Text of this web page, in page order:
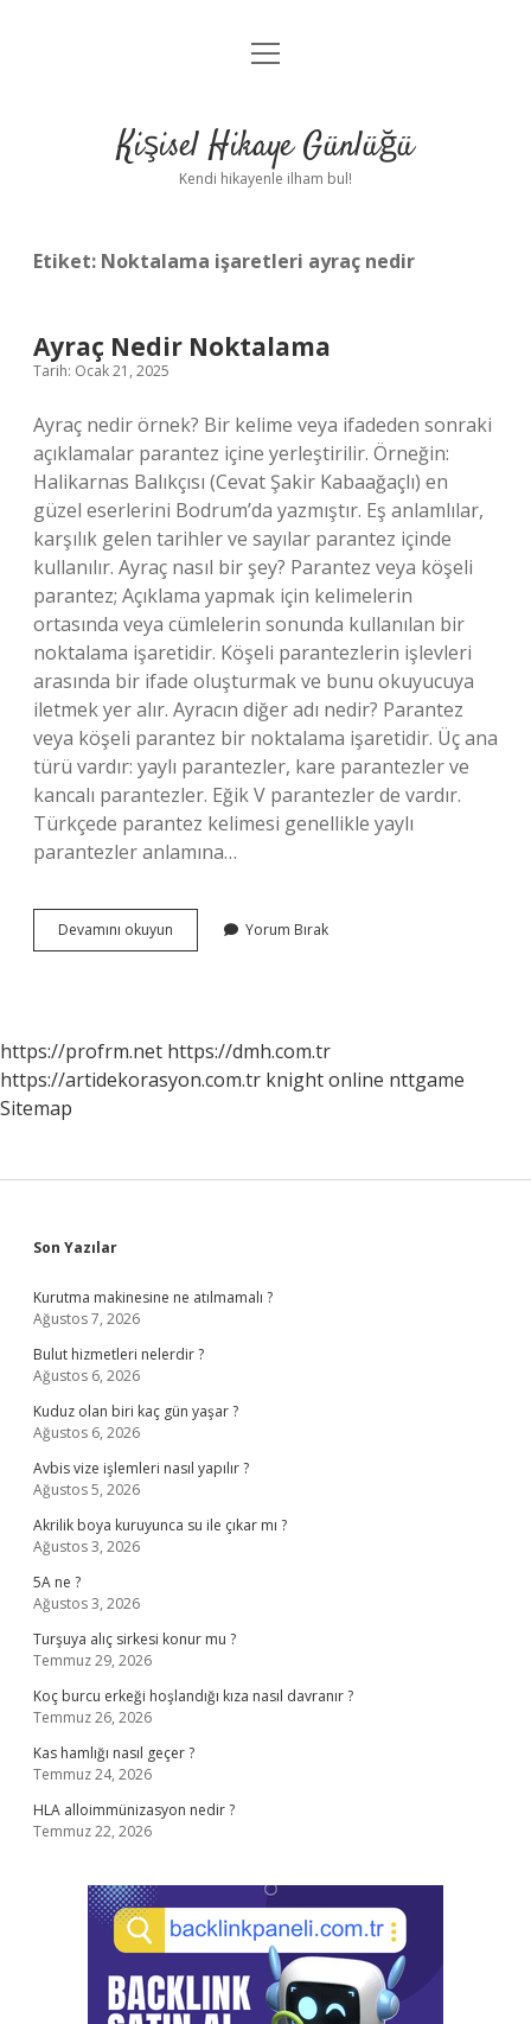
Anasayfa
Yasal Uyarı
menüyü
Kişisel Hikaye Günlüğü
Kendi hikayenle ilham bul!
Etiket: Noktalama işaretleri ayraç nedir
Ayraç Nedir Noktalama
Tarih: Ocak 21, 2025
Ayraç nedir örnek? Bir kelime veya ifadeden sonraki
açıklamalar parantez içine yerleştirilir. Örneğin:
Halikarnas Balıkçısı (Cevat Şakir Kabaağaçlı) en
güzel eserlerini Bodrum’da yazmıştır. Eş anlamlılar,
karşılık gelen tarihler ve sayılar parantez içinde
kullanılır. Ayraç nasıl bir şey? Parantez veya köşeli
parantez; Açıklama yapmak için kelimelerin
ortasında veya cümlelerin sonunda kullanılan bir
noktalama işaretidir. Köşeli parantezlerin işlevleri
arasında bir ifade oluşturmak ve bunu okuyucuya
iletmek yer alır. Ayracın diğer adı nedir? Parantez
veya köşeli parantez bir noktalama işaretidir. Üç ana
türü vardır: yaylı parantezler, kare parantezler ve
kancalı parantezler. Eğik V parantezler de vardır.
Türkçede parantez kelimesi genellikle yaylı
parantezler anlamına…
Devamını okuyun
Nedir
Yorum Bırak
https://profrm.net https://dmh.com.tr
https://artidekorasyon.com.tr knight online nttgame
Sitemap
Sidebar
Son Yazılar
Kurutma makinesine ne atılmamalı ?
Ağustos 7, 2026
Bulut hizmetleri nelerdir ?
Ağustos 6, 2026
Kuduz olan biri kaç gün yaşar ?
Ağustos 6, 2026
Avbis vize işlemleri nasıl yapılır ?
Ağustos 5, 2026
Akrilik boya kuruyunca su ile çıkar mı ?
Ağustos 3, 2026
5A ne ?
Ağustos 3, 2026
Turşuya alıç sirkesi konur mu ?
Temmuz 29, 2026
Koç burcu erkeği hoşlandığı kıza nasıl davranır ?
Temmuz 26, 2026
Kas hamlığı nasıl geçer ?
Temmuz 24, 2026
HLA alloimmünizasyon nedir ?
Temmuz 22, 2026